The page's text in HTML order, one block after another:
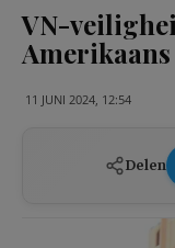
VN-
11 JUNI 2024, 12:54
Delen